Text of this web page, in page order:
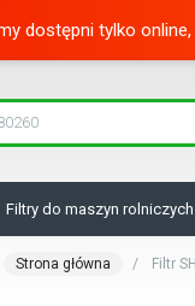
dostępni tylko
Filtry do maszyn rolniczych
Strona główna Filtr